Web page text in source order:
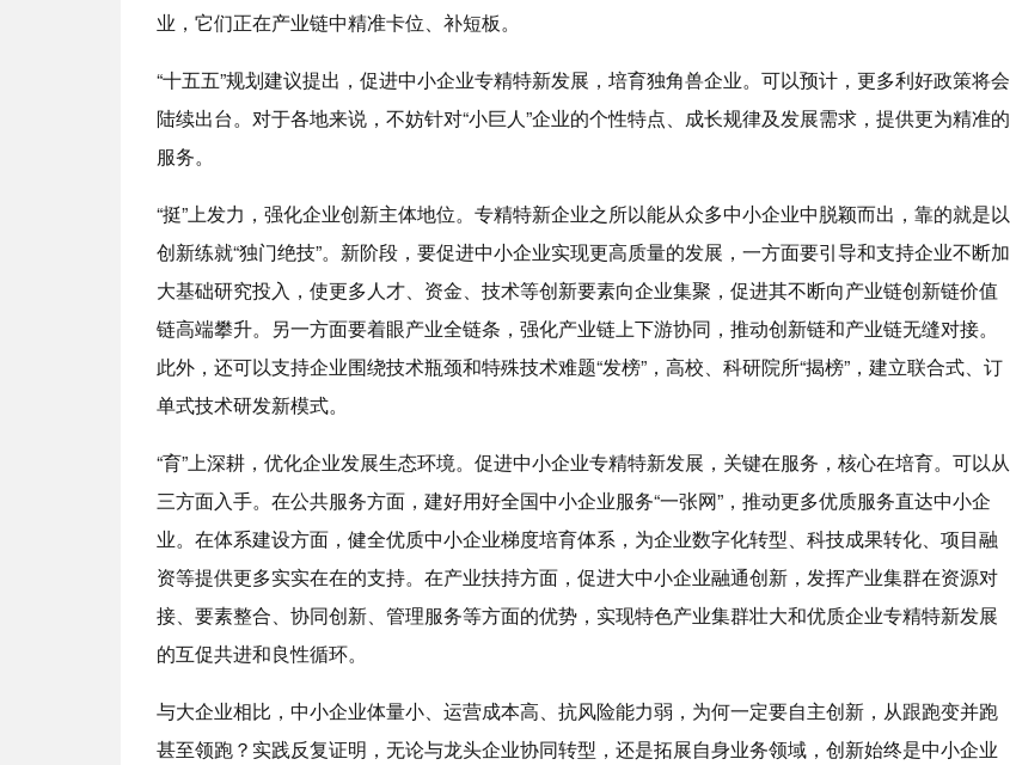
业，它们正在产业链中精准卡位、补短板。
“十五五”规划建议提出，促进中小企业专精特新发展，培育独角兽企业。可以预计，更多利好政策将会
陆续出台。对于各地来说，不妨针对“小巨人”企业的个性特点、成长规律及发展需求，提供更为精准的
服务。
“挺”上发力，强化企业创新主体地位。专精特新企业之所以能从众多中小企业中脱颖而出，靠的就是以
创新练就“独门绝技”。新阶段，要促进中小企业实现更高质量的发展，一方面要引导和支持企业不断加
大基础研究投入，使更多人才、资金、技术等创新要素向企业集聚，促进其不断向产业链创新链价值
链高端攀升。另一方面要着眼产业全链条，强化产业链上下游协同，推动创新链和产业链无缝对接。
此外，还可以支持企业围绕技术瓶颈和特殊技术难题“发榜”，高校、科研院所“揭榜”，建立联合式、订
单式技术研发新模式。
“育”上深耕，优化企业发展生态环境。促进中小企业专精特新发展，关键在服务，核心在培育。可以从
三方面入手。在公共服务方面，建好用好全国中小企业服务“一张网”，推动更多优质服务直达中小企
业。在体系建设方面，健全优质中小企业梯度培育体系，为企业数字化转型、科技成果转化、项目融
资等提供更多实实在在的支持。在产业扶持方面，促进大中小企业融通创新，发挥产业集群在资源对
接、要素整合、协同创新、管理服务等方面的优势，实现特色产业集群壮大和优质企业专精特新发展
的互促共进和良性循环。
与大企业相比，中小企业体量小、运营成本高、抗风险能力弱，为何一定要自主创新，从跟跑变并跑
甚至领跑？实践反复证明，无论与龙头企业协同转型，还是拓展自身业务领域，创新始终是中小企业